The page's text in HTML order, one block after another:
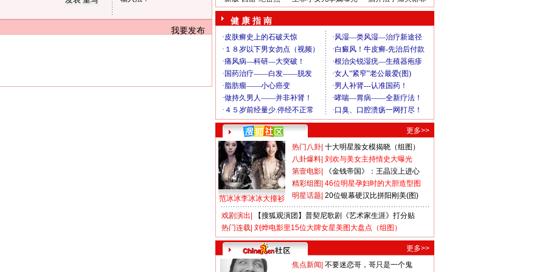
我要发布
健 康 指 南
更多>>
范冰冰李冰冰大撞衫
热门八卦 十大明星脸女模揭晓（组图）
八卦爆料 刘欢与美女主持情史大曝光
第壹电影
《金钱帝国》：王晶没上进心
精彩组图 46位明星孕妇时的大胆造型图
明星话题 20位银幕硬汉比拼阳刚美(图)
戏剧演出
【搜狐观演团】普契尼歌剧《艺术家生涯》打分贴
热门连载 刘烨电影里15位大牌女星美图大盘点（组图）
更多>>
焦点新闻 不要迷恋哥，哥只是一个鬼